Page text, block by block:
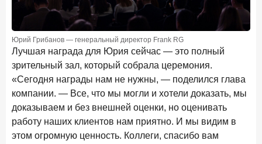
ПОДПИСАТЬСЯ
8 июня 2026 года ИССЛЕДОВАНИЕ
По итогам мая 2026 года объем выдач кредитов
составил 993,8 млрд руб.
Юрий Грибанов — генеральный директор Frank RG
Лучшая награда для Юрия сейчас — это полный
зрительный зал, который собрала церемония.
«Сегодня награды нам не нужны, — поделился глава
компании. — Все, что мы могли и хотели доказать, мы
доказываем и без внешней оценки, но оценивать
работу наших клиентов нам приятно. И мы видим в
этом огромную ценность. Коллеги, спасибо вам